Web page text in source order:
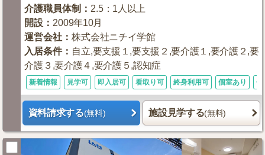
介護職員体制 ： 2.5：1人以上
開設 ： 2009年10月
運営会社 ：株式会社ニチイ学館
入居条件： 自立,要支援１,要支援２,要介護１,要介護２,要
介護３,要介護４,要介護５,認知症
新着情報 見学可 即入居可 看取り可 終身利用可 個室あり 体
資料請求する(無料) 施設見学する(無料)